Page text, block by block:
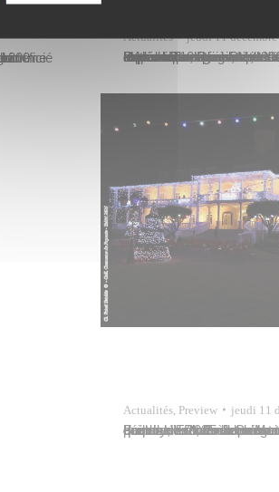
Actualités jeudi 11 décembre
Patrick Bordet, conseiller délégué, assistait mercredi 10 décembre 2025 à l’invitation d’Alexandre Rochatte, Haut-commissaire de la République, à la cérémonie de la Sainte-Barbe sur la place Tarahoi à Papeete, entouré des représentants civils et militaires de l’État, du Pays et des communes. Moment fort du calendrier des sapeurs-pompiers, cette célébration honore chaque année leur engagement…
Actualités Preview jeudi 11
La mise en lumière de la mairie de Papeete, du pont de l’Est, de l’avenue du Maréchal-Foch, ainsi que des rues Paul-Gauguin et de l’École-des-Frères de Ploërmel, s’est tenue le Mardi 9 décembre 2025 en présence de Tavana Michel Buillard, de membres du conseil